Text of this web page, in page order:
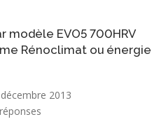
modèle EVO5 700HRV
Rénoclimat ou énergie
2013